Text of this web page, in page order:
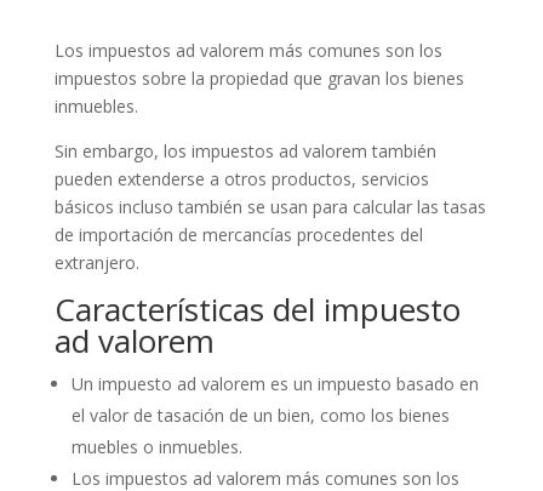
Los impuestos ad valorem más comunes son los
impuestos sobre la propiedad que gravan los bienes
inmuebles.
Sin embargo, los impuestos ad valorem también
pueden extenderse a otros productos, servicios
básicos incluso también se usan para calcular las tasas
de importación de mercancías procedentes del
extranjero.
Características del impuesto
ad valorem
Un impuesto ad valorem es un impuesto basado en
el valor de tasación de un bien, como los bienes
muebles o inmuebles.
Los impuestos ad valorem más comunes son los